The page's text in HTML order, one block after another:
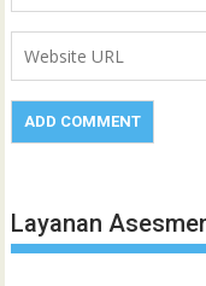
Layanan